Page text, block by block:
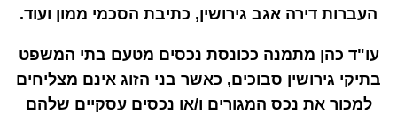
העברות דירה אגב גירושין, כתיבת הסכמי ממון ועוד.
עו"ד כהן מתמנה ככונסת נכסים מטעם בתי המשפט
בתיקי גירושין סבוכים, כאשר בני הזוג אינם מצליחים
למכור את נכס המגורים ו/או נכסים עסקיים שלהם